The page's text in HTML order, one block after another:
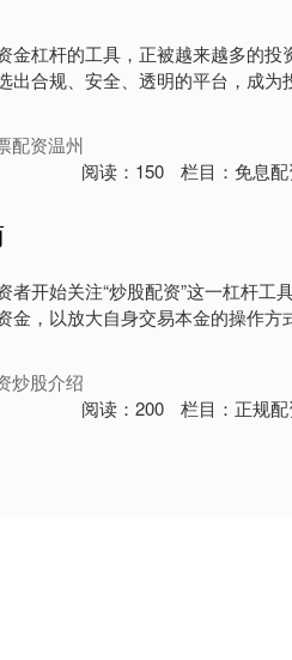
金杠杆的工具，正被越来越多的投
出合规、安全、透明的平台，成为
配资温州
阅读： 150 栏目： 免息
开始关注“炒股配资”这一杠杆工
，以放大自身交易本金的操作方
炒股介绍
阅读： 200 栏目： 正规